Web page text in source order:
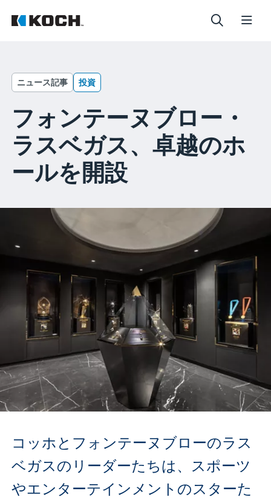
ニュース記事 投資
フォンテーヌブロー・
ラスベガス、卓越のホ
ールを開設
コッホとフォンテーヌブローのラス
ベガスのリーダーたちは、スポーツ
やエンターテインメントのスターた